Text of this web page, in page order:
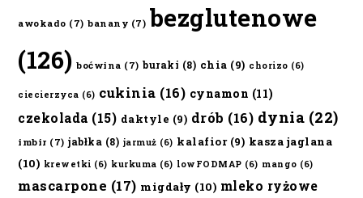
awokado (7) banany (7) bezglutenowe
(126) boćwina (7) buraki (8) chia (9) chorizo (6)
ciecierzyca (6) cukinia (16) cynamon (11)
czekolada (15) daktyle (9) drób (16) dynia (22)
imbir (7) jabłka (8) jarmuż (6) kalafior(9) kasza jaglana
(10) krewetki (6) kurkuma (6) lowFODMAP (6) mango (6)
mascarpone (17) migdały (10) mleko ryżowe